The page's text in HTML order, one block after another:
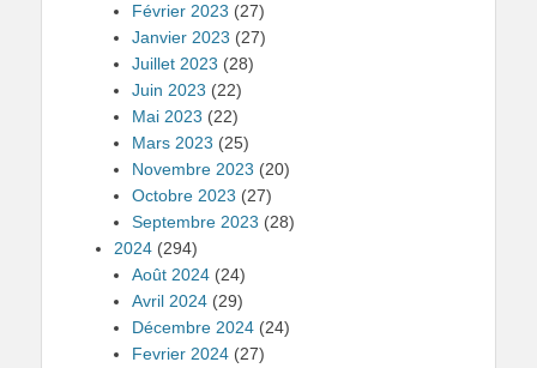
Février 2023 (27)
Janvier 2023 (27)
Juillet 2023 (28)
Juin 2023 (22)
Mai 2023 (22)
Mars 2023 (25)
Novembre 2023 (20)
Octobre 2023 (27)
Septembre 2023 (28)
2024 (294)
Août 2024 (24)
Avril 2024 (29)
Décembre 2024 (24)
Fevrier 2024 (27)